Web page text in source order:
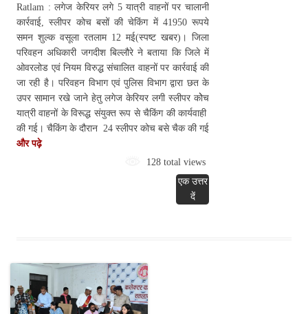
Ratlam : लगेज केरियर लगे 5 यात्री वाहनों पर चालानी
कार्रवाई, स्लीपर कोच बसों की चेकिंग में 41950 रूपये
समन शुल्क वसूला रतलाम 12 मई(स्पष्ट खबर)। जिला
परिवहन अधिकारी जगदीश बिल्लौरे ने बताया कि जिले में
ओवरलोड एवं नियम विरुद्ध संचालित वाहनों पर कार्रवाई की
जा रही है। परिवहन विभाग एवं पुलिस विभाग द्वारा छत के
उपर सामान रखे जाने हेतु लगेज केरियर लगी स्लीपर कोेच
यात्री वाहनों के विरूद्ध संयुक्त रूप से चैकिंग की कार्यवाही
की गई। चैकिंग के दौरान 24 स्लीपर कोच बसे चैक की गई
और पढ़े
128 total views
एक उत्तर
दें